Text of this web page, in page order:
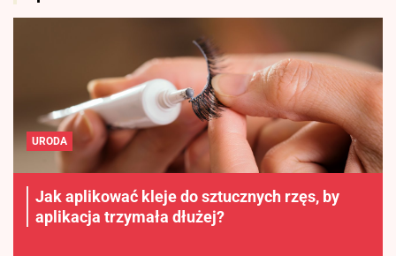
URODA
Jak aplikować kleje do sztucznych rzęs, by
aplikacja trzymała dłużej?